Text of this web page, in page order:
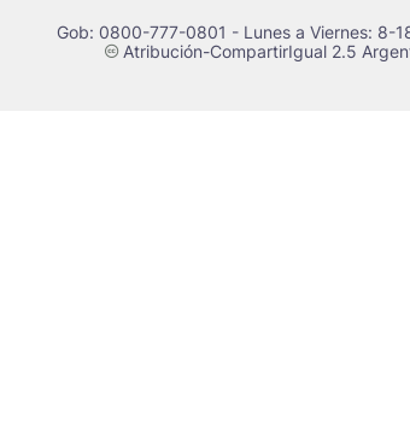
Gob: 0800-777-0801 - Lunes a Viernes: 8-
cAtribución-CompartirIgual 2.5